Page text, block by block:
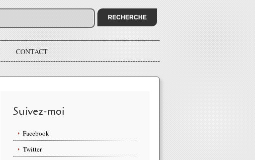
CONTACT
Suivez-moi
Facebook
Twitter